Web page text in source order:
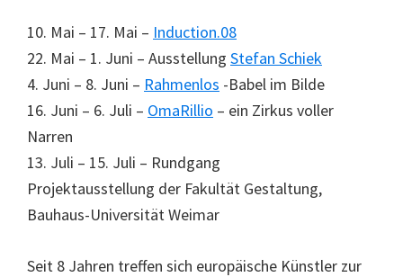
10. Mai – 17. Mai – Induction.08
22. Mai – 1. Juni – Ausstellung Stefan Schiek
4. Juni – 8. Juni – Rahmenlos -Babel im Bilde
16. Juni – 6. Juli – OmaRillio – ein Zirkus voller
Narren
13. Juli – 15. Juli – Rundgang
Projektausstellung der Fakultät Gestaltung,
Bauhaus-Universität Weimar
Seit 8 Jahren treffen sich europäische Künstler zur